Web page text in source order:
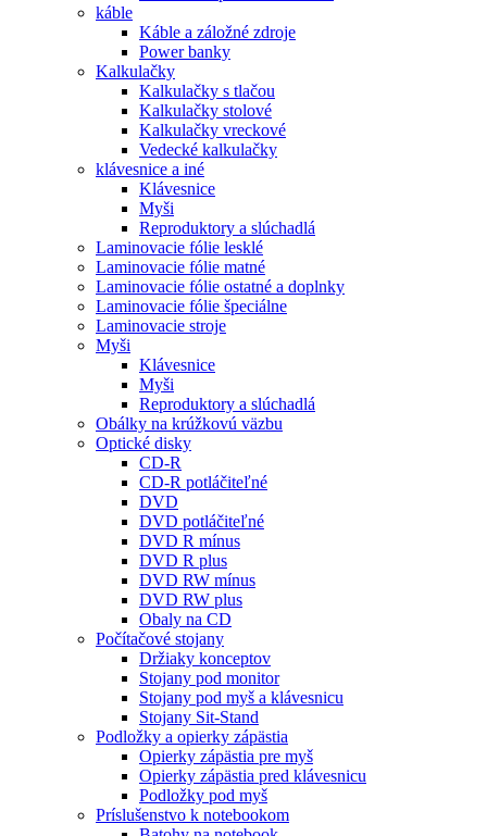
káble
Káble a záložné zdroje
Power banky
Kalkulačky
Kalkulačky s tlačou
Kalkulačky stolové
Kalkulačky vreckové
Vedecké kalkulačky
klávesnice a iné
Klávesnice
Myši
Reproduktory a slúchadlá
Laminovacie fólie lesklé
Laminovacie fólie matné
Laminovacie fólie ostatné a doplnky
Laminovacie fólie špeciálne
Laminovacie stroje
Myši
Klávesnice
Myši
Reproduktory a slúchadlá
Obálky na krúžkovú väzbu
Optické disky
CD-R
CD-R potláčiteľné
DVD
DVD potláčiteľné
DVD R mínus
DVD R plus
DVD RW mínus
DVD RW plus
Obaly na CD
Počítačové stojany
Držiaky konceptov
Stojany pod monitor
Stojany pod myš a klávesnicu
Stojany Sit-Stand
Podložky a opierky zápästia
Opierky zápästia pre myš
Opierky zápästia pred klávesnicu
Podložky pod myš
Príslušenstvo k notebookom